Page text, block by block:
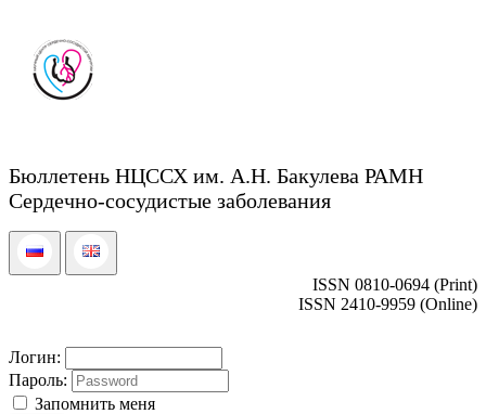
Бюллетень НЦССХ им. А.Н. Бакулева РАМН
Сердечно-сосудистые заболевания
ISSN 0810-0694 (Print)
ISSN 2410-9959 (Online)
Логин:
Пароль:
Запомнить меня